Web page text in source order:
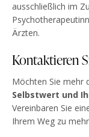
ausschließlich im
Ärzten.
Kontaktieren
Möchten Sie mehr
Selbstwert und
Vereinbaren Sie
Ihrem Weg zu